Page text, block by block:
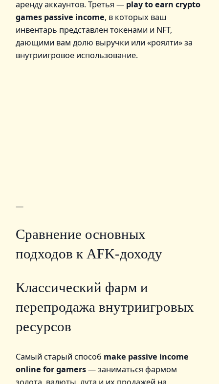
аренду аккаунтов. Третья — play to earn crypto
games passive income, в которых ваш
инвентарь представлен токенами и NFT,
дающими вам долю выручки или «роялти» за
внутриигровое использование.
—
Сравнение основных
подходов к AFK-доходу
Классический фарм и
перепродажа внутриигровых
ресурсов
Самый старый способ make passive income
online for gamers— заниматься фармом